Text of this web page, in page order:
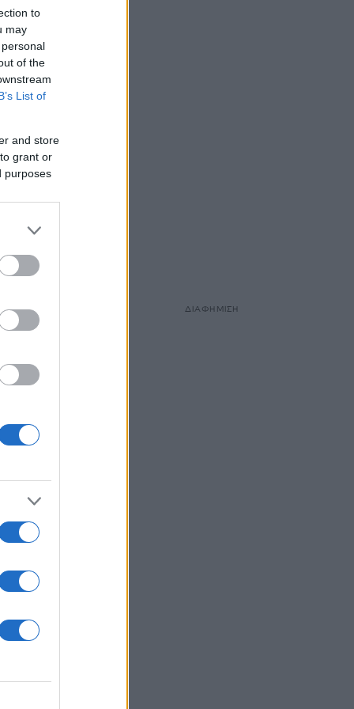
to
may
of the
List of
and store
grant or
purposes
ότι
ΔΙΑΦΗΜΙΣΗ